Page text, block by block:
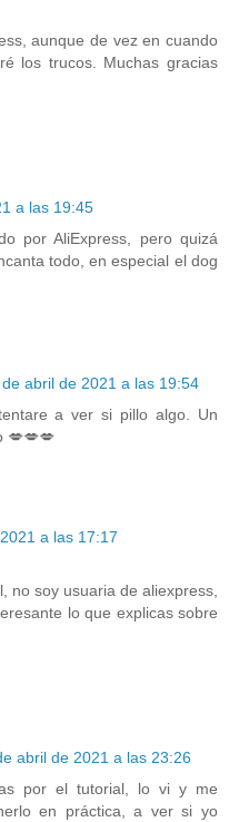
aunque de vez en cuando
los trucos. Muchas gracias
a las 19:45
por AliExpress, pero quizá
todo, en especial el dog
de abril de 2021 a las 19:54
a ver si pillo algo. Un
💋💋💋
a las 17:17
no soy usuaria de aliexpress,
lo que explicas sobre
abril de 2021 a las 23:26
por el tutorial, lo vi y me
en práctica, a ver si yo